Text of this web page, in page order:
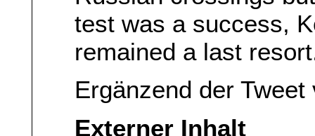
test was a success,
remained a last
Ergänzend der
Externer Inhalt